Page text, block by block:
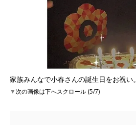
家族みんなで小春さんの誕生日をお祝い。
▼次の画像は下へスクロール (5/7)